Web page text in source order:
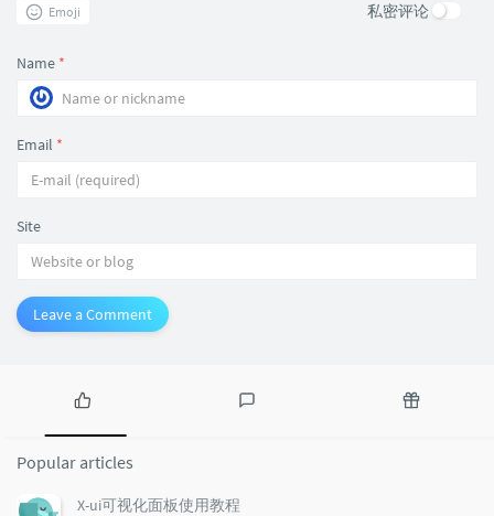
Emoji 私密评论
Name *
Email *
Site
Leave a Comment
P
p
u
Popular articles
X-ui可视化面板使用教程